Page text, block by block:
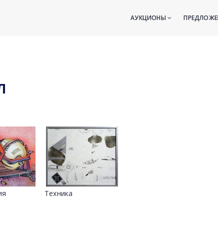
АУКЦИОНЫ
Техника